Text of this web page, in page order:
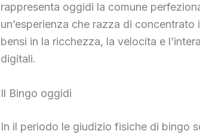
rappresenta oggidi la comune
un’esperienza che razza di
bensi in la ricchezza, la velocita e
digitali.
Il Bingo oggidi
In il periodo le giudizio fisiche di bingo